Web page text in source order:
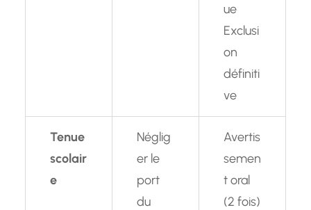
ue
Exclusi
on
définiti
ve
Tenue
scolair
e
Néglig
er le
port
du
Avertis
semen
t oral
(2 fois)